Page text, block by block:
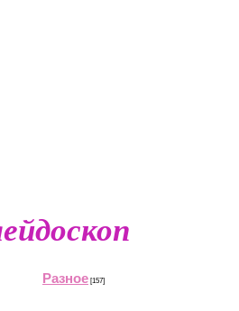
Разное [157]